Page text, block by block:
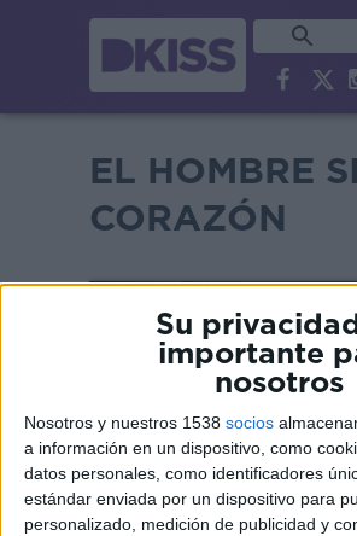
Su
importante
nosotros
Nosotros y nuestros 1538 socios
a información en un dispositivo, como
datos personales, como identificadores
estándar enviada por un dispositivo para
personalizado, medición de publicidad y
EL HOMBRE
CORAZÓN